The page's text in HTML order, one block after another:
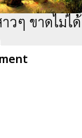
วๆ ขาดไม่ได้